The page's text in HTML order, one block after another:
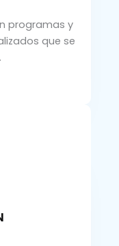
programas y
que se